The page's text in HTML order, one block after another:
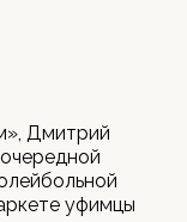
Дмитрий
уфимцы